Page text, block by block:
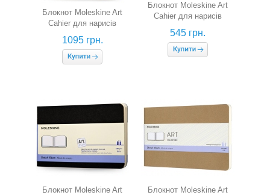
Блокнот Moleskine Art
Cahier для нарисів
(квадратний, чорний)
1095 грн.
Блокнот Moleskine Art
Cahier для нарисів
(кишеньковий, беж)
545 грн.
Блокнот Moleskine Art
Блокнот Moleskine Art